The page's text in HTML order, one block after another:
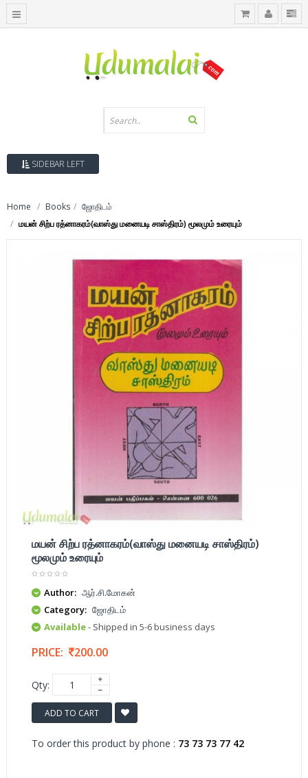
SIDEBAR LEFT
Home Books
ஜோதிடம்
மயன் சிற்ப ரத்னாகரம்(வாஸ்து மனையடி சாஸ்திரம்) மூலமும் உரையும்
மயன் சிற்ப ரத்னாகரம்(வாஸ்து மனையடி சாஸ்திரம்)
மூலமும் உரையும்
Author: ஆர்.சி.மோகன்
Category: ஜோதிடம்
Available- Shipped in 5-6 business days
PRICE: 200.00
Qty:
ADD TO CART
To order this product by phone : 73 73 73 77 42